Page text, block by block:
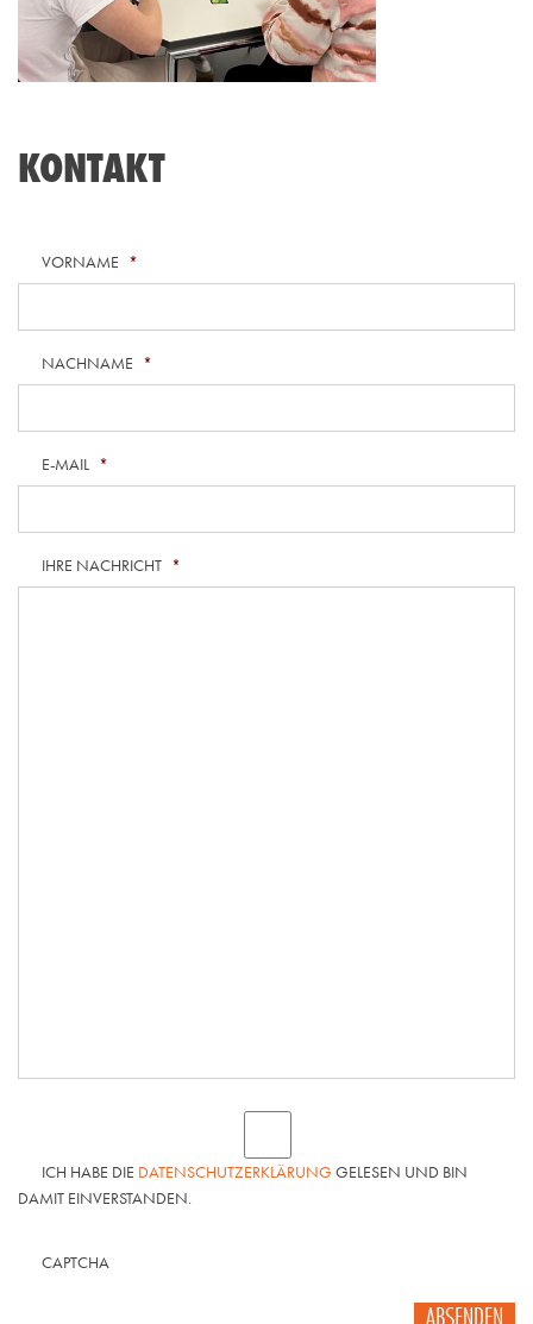
KONTAKT
VORNAME *
NACHNAME *
E-MAIL *
IHRE NACHRICHT *
ICH HABE DIE DATENSCHUTZERKLÄRUNG GELESEN UND BIN
DAMIT EINVERSTANDEN.
CAPTCHA
ABSENDEN